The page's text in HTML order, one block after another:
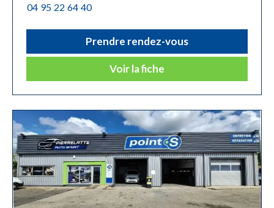
04 95 22 64 40
Prendre rendez-vous
Voir la fiche